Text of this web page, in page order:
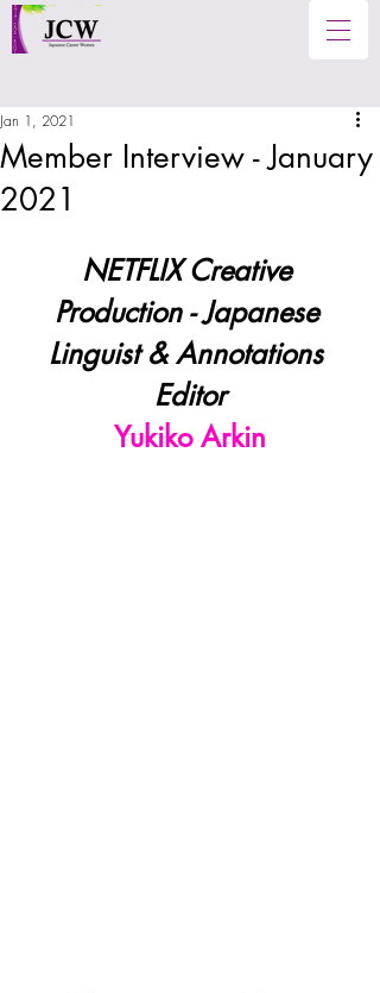
Member Interview - January
2021
Jan 1, 2021
NETFLIX Creative
Production - Japanese
Linguist & Annotations
Editor
Yukiko Arkin